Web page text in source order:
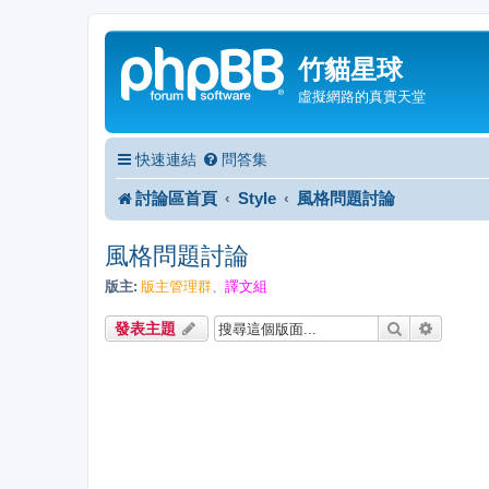
竹貓星球
虛擬網路的真實天堂
快速連結 問答集
討論區首頁 Style 風格問題討論
風格問題討論
版主: 版主管理群 譯文組
發表主題 搜尋